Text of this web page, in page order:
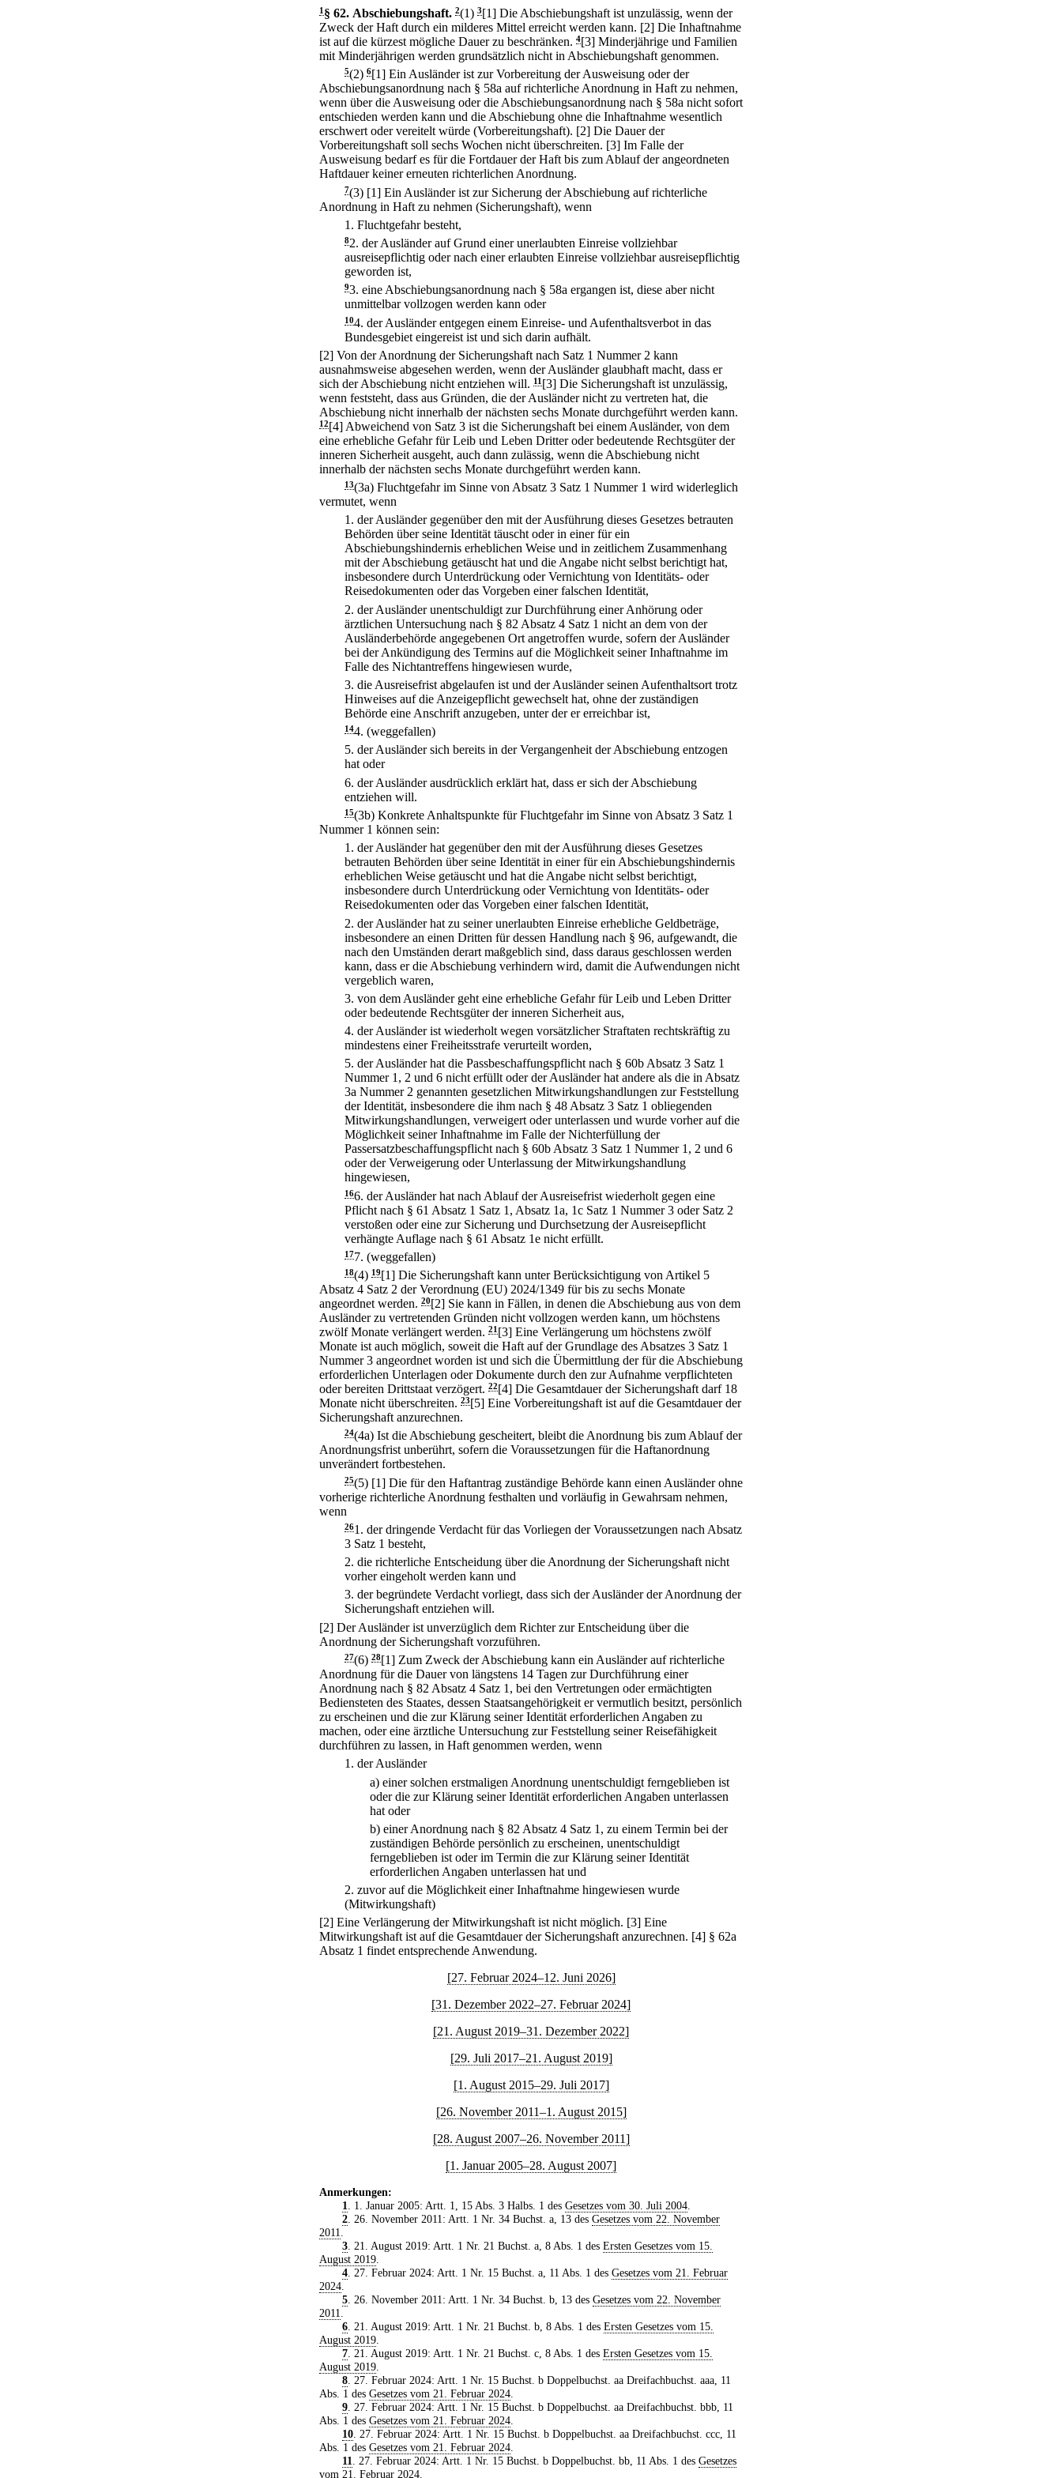
1 § 62. Abschiebungshaft. 2(1) 3[1] Die Abschiebungshaft ist unzulässig, wenn der
Zweck der Haft durch ein milderes Mittel erreicht werden kann. [2] Die Inhaftnahme
ist auf die kürzest mögliche Dauer zu beschränken. 4[3] Minderjährige und Familien
mit Minderjährigen werden grundsätzlich nicht in Abschiebungshaft genommen.
5(2) 6[1] Ein Ausländer ist zur Vorbereitung der Ausweisung oder der
Abschiebungsanordnung nach § 58a auf richterliche Anordnung in Haft zu nehmen,
wenn über die Ausweisung oder die Abschiebungsanordnung nach § 58a nicht sofort
entschieden werden kann und die Abschiebung ohne die Inhaftnahme wesentlich
erschwert oder vereitelt würde (Vorbereitungshaft). [2] Die Dauer der
Vorbereitungshaft soll sechs Wochen nicht überschreiten. [3] Im Falle der
Ausweisung bedarf es für die Fortdauer der Haft bis zum Ablauf der angeordneten
Haftdauer keiner erneuten richterlichen Anordnung.
7(3) [1] Ein Ausländer ist zur Sicherung der Abschiebung auf richterliche
Anordnung in Haft zu nehmen (Sicherungshaft), wenn
1. Fluchtgefahr besteht,
82. der Ausländer auf Grund einer unerlaubten Einreise vollziehbar
ausreisepflichtig oder nach einer erlaubten Einreise vollziehbar ausreisepflichtig
geworden ist,
93. eine Abschiebungsanordnung nach § 58a ergangen ist, diese aber nicht
unmittelbar vollzogen werden kann oder
104. der Ausländer entgegen einem Einreise- und Aufenthaltsverbot in das
Bundesgebiet eingereist ist und sich darin aufhält.
[2] Von der Anordnung der Sicherungshaft nach Satz 1 Nummer 2 kann
ausnahmsweise abgesehen werden, wenn der Ausländer glaubhaft macht, dass er
sich der Abschiebung nicht entziehen will. 11 [3] Die Sicherungshaft ist unzulässig,
wenn feststeht, dass aus Gründen, die der Ausländer nicht zu vertreten hat, die
Abschiebung nicht innerhalb der nächsten sechs Monate durchgeführt werden kann.
12[4] Abweichend von Satz 3 ist die Sicherungshaft bei einem Ausländer, von dem
eine erhebliche Gefahr für Leib und Leben Dritter oder bedeutende Rechtsgüter der
inneren Sicherheit ausgeht, auch dann zulässig, wenn die Abschiebung nicht
innerhalb der nächsten sechs Monate durchgeführt werden kann.
13(3a) Fluchtgefahr im Sinne von Absatz 3 Satz 1 Nummer 1 wird widerleglich
vermutet, wenn
1. der Ausländer gegenüber den mit der Ausführung dieses Gesetzes betrauten
Behörden über seine Identität täuscht oder in einer für ein
Abschiebungshindernis erheblichen Weise und in zeitlichem Zusammenhang
mit der Abschiebung getäuscht hat und die Angabe nicht selbst berichtigt hat,
insbesondere durch Unterdrückung oder Vernichtung von Identitäts- oder
Reisedokumenten oder das Vorgeben einer falschen Identität,
2. der Ausländer unentschuldigt zur Durchführung einer Anhörung oder
ärztlichen Untersuchung nach § 82 Absatz 4 Satz 1 nicht an dem von der
Ausländerbehörde angegebenen Ort angetroffen wurde, sofern der Ausländer
bei der Ankündigung des Termins auf die Möglichkeit seiner Inhaftnahme im
Falle des Nichtantreffens hingewiesen wurde,
3. die Ausreisefrist abgelaufen ist und der Ausländer seinen Aufenthaltsort trotz
Hinweises auf die Anzeigepflicht gewechselt hat, ohne der zuständigen
Behörde eine Anschrift anzugeben, unter der er erreichbar ist,
144. (weggefallen)
5. der Ausländer sich bereits in der Vergangenheit der Abschiebung entzogen
hat oder
6. der Ausländer ausdrücklich erklärt hat, dass er sich der Abschiebung
entziehen will.
15(3b) Konkrete Anhaltspunkte für Fluchtgefahr im Sinne von Absatz 3 Satz 1
Nummer 1 können sein:
1. der Ausländer hat gegenüber den mit der Ausführung dieses Gesetzes
betrauten Behörden über seine Identität in einer für ein Abschiebungshindernis
erheblichen Weise getäuscht und hat die Angabe nicht selbst berichtigt,
insbesondere durch Unterdrückung oder Vernichtung von Identitäts- oder
Reisedokumenten oder das Vorgeben einer falschen Identität,
2. der Ausländer hat zu seiner unerlaubten Einreise erhebliche Geldbeträge,
insbesondere an einen Dritten für dessen Handlung nach § 96, aufgewandt, die
nach den Umständen derart maßgeblich sind, dass daraus geschlossen werden
kann, dass er die Abschiebung verhindern wird, damit die Aufwendungen nicht
vergeblich waren,
3. von dem Ausländer geht eine erhebliche Gefahr für Leib und Leben Dritter
oder bedeutende Rechtsgüter der inneren Sicherheit aus,
4. der Ausländer ist wiederholt wegen vorsätzlicher Straftaten rechtskräftig zu
mindestens einer Freiheitsstrafe verurteilt worden,
5. der Ausländer hat die Passbeschaffungspflicht nach § 60b Absatz 3 Satz 1
Nummer 1, 2 und 6 nicht erfüllt oder der Ausländer hat andere als die in Absatz
3a Nummer 2 genannten gesetzlichen Mitwirkungshandlungen zur Feststellung
der Identität, insbesondere die ihm nach § 48 Absatz 3 Satz 1 obliegenden
Mitwirkungshandlungen, verweigert oder unterlassen und wurde vorher auf die
Möglichkeit seiner Inhaftnahme im Falle der Nichterfüllung der
Passersatzbeschaffungspflicht nach § 60b Absatz 3 Satz 1 Nummer 1, 2 und 6
oder der Verweigerung oder Unterlassung der Mitwirkungshandlung
hingewiesen,
166. der Ausländer hat nach Ablauf der Ausreisefrist wiederholt gegen eine
Pflicht nach § 61 Absatz 1 Satz 1, Absatz 1a, 1c Satz 1 Nummer 3 oder Satz 2
verstoßen oder eine zur Sicherung und Durchsetzung der Ausreisepflicht
verhängte Auflage nach § 61 Absatz 1e nicht erfüllt.
177. (weggefallen)
18(4) 19[1] Die Sicherungshaft kann unter Berücksichtigung von Artikel 5
Absatz 4 Satz 2 der Verordnung (EU) 2024/1349 für bis zu sechs Monate
angeordnet werden. 20[2] Sie kann in Fällen, in denen die Abschiebung aus von dem
Ausländer zu vertretenden Gründen nicht vollzogen werden kann, um höchstens
zwölf Monate verlängert werden. 21 [3] Eine Verlängerung um höchstens zwölf
Monate ist auch möglich, soweit die Haft auf der Grundlage des Absatzes 3 Satz 1
Nummer 3 angeordnet worden ist und sich die Übermittlung der für die Abschiebung
erforderlichen Unterlagen oder Dokumente durch den zur Aufnahme verpflichteten
oder bereiten Drittstaat verzögert. 22[4] Die Gesamtdauer der Sicherungshaft darf 18
Monate nicht überschreiten. 23[5] Eine Vorbereitungshaft ist auf die Gesamtdauer der
Sicherungshaft anzurechnen.
24(4a) Ist die Abschiebung gescheitert, bleibt die Anordnung bis zum Ablauf der
Anordnungsfrist unberührt, sofern die Voraussetzungen für die Haftanordnung
unverändert fortbestehen.
25(5) [1] Die für den Haftantrag zuständige Behörde kann einen Ausländer ohne
vorherige richterliche Anordnung festhalten und vorläufig in Gewahrsam nehmen,
wenn
261. der dringende Verdacht für das Vorliegen der Voraussetzungen nach Absatz
3 Satz 1 besteht,
2. die richterliche Entscheidung über die Anordnung der Sicherungshaft nicht
vorher eingeholt werden kann und
3. der begründete Verdacht vorliegt, dass sich der Ausländer der Anordnung der
Sicherungshaft entziehen will.
[2] Der Ausländer ist unverzüglich dem Richter zur Entscheidung über die
Anordnung der Sicherungshaft vorzuführen.
27(6) 28[1] Zum Zweck der Abschiebung kann ein Ausländer auf richterliche
Anordnung für die Dauer von längstens 14 Tagen zur Durchführung einer
Anordnung nach § 82 Absatz 4 Satz 1, bei den Vertretungen oder ermächtigten
Bediensteten des Staates, dessen Staatsangehörigkeit er vermutlich besitzt, persönlich
zu erscheinen und die zur Klärung seiner Identität erforderlichen Angaben zu
machen, oder eine ärztliche Untersuchung zur Feststellung seiner Reisefähigkeit
durchführen zu lassen, in Haft genommen werden, wenn
1. der Ausländer
a) einer solchen erstmaligen Anordnung unentschuldigt ferngeblieben ist
oder die zur Klärung seiner Identität erforderlichen Angaben unterlassen
hat oder
b) einer Anordnung nach § 82 Absatz 4 Satz 1, zu einem Termin bei der
zuständigen Behörde persönlich zu erscheinen, unentschuldigt
ferngeblieben ist oder im Termin die zur Klärung seiner Identität
erforderlichen Angaben unterlassen hat und
2. zuvor auf die Möglichkeit einer Inhaftnahme hingewiesen wurde
(Mitwirkungshaft)
[2] Eine Verlängerung der Mitwirkungshaft ist nicht möglich. [3] Eine
Mitwirkungshaft ist auf die Gesamtdauer der Sicherungshaft anzurechnen. [4] § 62a
Absatz 1 findet entsprechende Anwendung.
[27. Februar 2024–12. Juni 2026]
[31. Dezember 2022–27. Februar 2024]
[21. August 2019–31. Dezember 2022]
[29. Juli 2017–21. August 2019]
[1. August 2015–29. Juli 2017]
[26. November 2011–1. August 2015]
[28. August 2007–26. November 2011]
[1. Januar 2005–28. August 2007]
Anmerkungen:
1. 1. Januar 2005: Artt. 1, 15 Abs. 3 Halbs. 1 des Gesetzes vom 30. Juli 2004.
2. 26. November 2011: Artt. 1 Nr. 34 Buchst. a, 13 des Gesetzes vom 22. November
2011.
3. 21. August 2019: Artt. 1 Nr. 21 Buchst. a, 8 Abs. 1 des Ersten Gesetzes vom 15.
August 2019.
4. 27. Februar 2024: Artt. 1 Nr. 15 Buchst. a, 11 Abs. 1 des Gesetzes vom 21. Februar
2024.
5. 26. November 2011: Artt. 1 Nr. 34 Buchst. b, 13 des Gesetzes vom 22. November
2011.
6. 21. August 2019: Artt. 1 Nr. 21 Buchst. b, 8 Abs. 1 des Ersten Gesetzes vom 15.
August 2019.
7. 21. August 2019: Artt. 1 Nr. 21 Buchst. c, 8 Abs. 1 des Ersten Gesetzes vom 15.
August 2019.
8. 27. Februar 2024: Artt. 1 Nr. 15 Buchst. b Doppelbuchst. aa Dreifachbuchst. aaa, 11
Abs. 1 des Gesetzes vom 21. Februar 2024.
9. 27. Februar 2024: Artt. 1 Nr. 15 Buchst. b Doppelbuchst. aa Dreifachbuchst. bbb, 11
Abs. 1 des Gesetzes vom 21. Februar 2024.
10. 27. Februar 2024: Artt. 1 Nr. 15 Buchst. b Doppelbuchst. aa Dreifachbuchst. ccc, 11
Abs. 1 des Gesetzes vom 21. Februar 2024.
11. 27. Februar 2024: Artt. 1 Nr. 15 Buchst. b Doppelbuchst. bb, 11 Abs. 1 des Gesetzes
vom 21. Februar 2024.